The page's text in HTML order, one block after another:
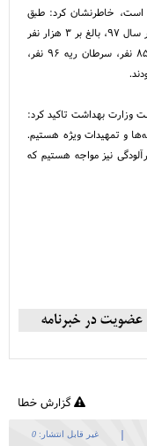
ناخالص ملی است، خاطرنشان کرد: طبق
آمار، میزان مرگ و میر ناشی از آلودگی هوا در تهران در سال ۹۷، بالغ بر ۳ هزار نفر
از افراد بالای ۳۰ سال بود که بیماران مزمن تنفسی ۸۵ نفر، سرطان ریه ۹۶ نفر،
وزارت بهداشت تاکید کرد:
و تمهیدات ویژه هستیم.
نیز مواجه هستیم که
گزارش خطا
غیر قابل انتشار:0